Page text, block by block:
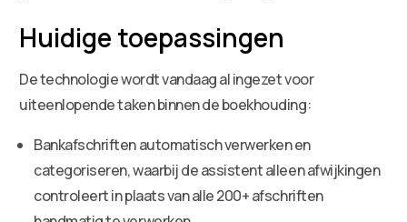
Huidige toepassingen
De technologie wordt vandaag al ingezet voor
uiteenlopende taken binnen de boekhouding:
Bankafschriften automatisch verwerken en
categoriseren, waarbij de assistent alleen afwijkingen
controleert in plaats van alle 200+ afschriften